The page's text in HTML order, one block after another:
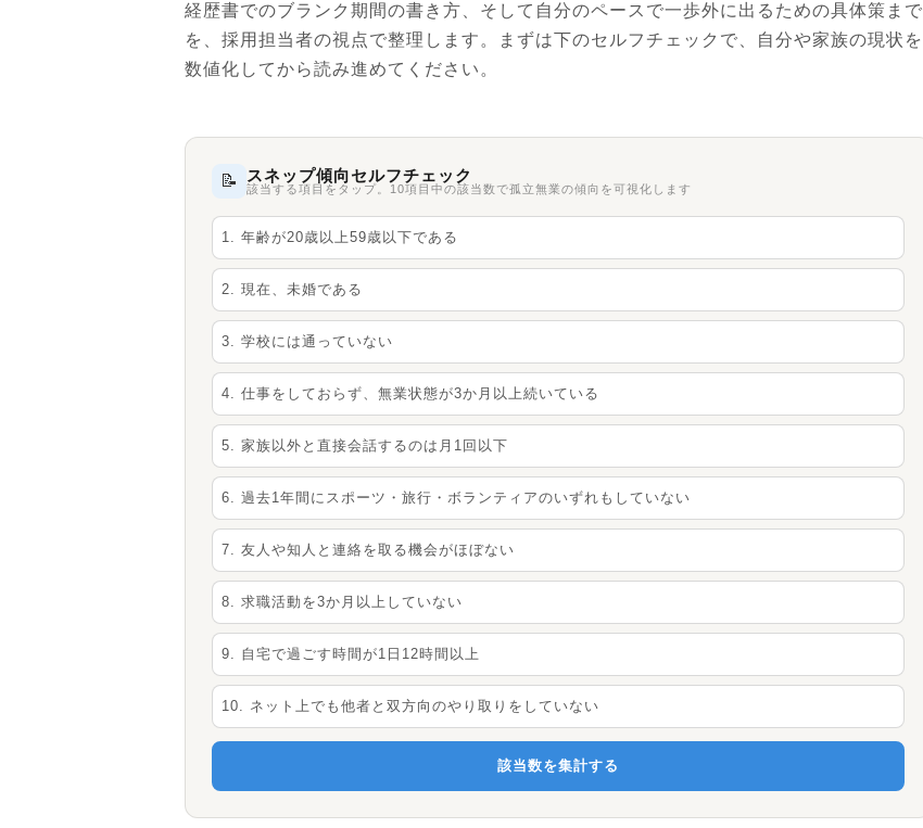
経歴書でのブランク期間の書き方、そして自分のペースで一歩外に出るための具体策まで
を、採用担当者の視点で整理します。まずは下のセルフチェックで、自分や家族の現状を
数値化してから読み進めてください。
📝 スネップ傾向セルフチェック
該当する項目をタップ。10項目中の該当数で孤立無業の傾向を可視化します
1. 年齢が20歳以上59歳以下である
2. 現在、未婚である
3. 学校には通っていない
4. 仕事をしておらず、無業状態が3か月以上続いている
5. 家族以外と直接会話するのは月1回以下
6. 過去1年間にスポーツ・旅行・ボランティアのいずれもしていない
7. 友人や知人と連絡を取る機会がほぼない
8. 求職活動を3か月以上していない
9. 自宅で過ごす時間が1日12時間以上
10. ネット上でも他者と双方向のやり取りをしていない
該当数を集計する